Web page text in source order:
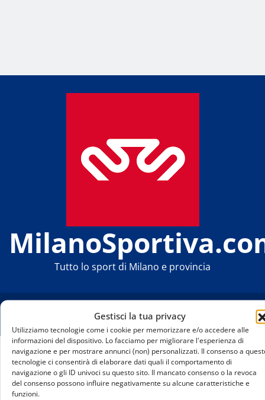
Gestisci la tua privacy
Utilizziamo tecnologie come i cookie per memorizzare e/o accedere alle
informazioni del dispositivo. Lo facciamo per migliorare l'esperienza di
navigazione e per mostrare annunci (non) personalizzati. Il consenso a
tecnologie ci consentirà di elaborare dati quali il comportamento di
navigazione o gli ID univoci su questo sito. Il mancato consenso o la revoca
del consenso possono influire negativamente su alcune caratteristiche e
funzioni.
Tutto lo sport di Milano e provincia
Home
Repower Sanga Milano corsara a Giussano: vittoria
di carattere e sogno primo posto